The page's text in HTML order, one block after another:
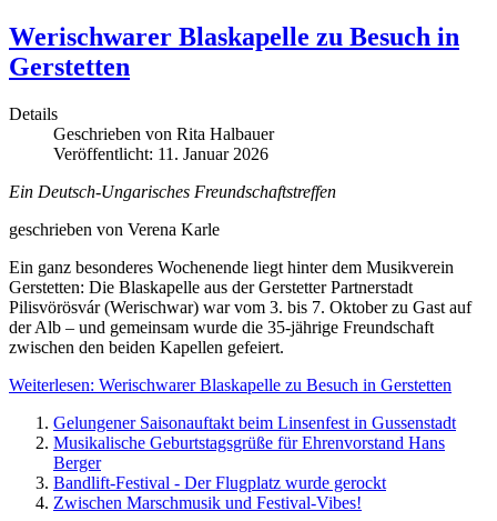
Werischwarer Blaskapelle zu Besuch in
Gerstetten
Details
Geschrieben von Rita Halbauer
Veröffentlicht: 11. Januar 2026
Ein Deutsch-Ungarisches Freundschaftstreffen
geschrieben von Verena Karle
Ein ganz besonderes Wochenende liegt hinter dem Musikverein
Gerstetten: Die Blaskapelle aus der Gerstetter Partnerstadt
Pilisvörösvár (Werischwar) war vom 3. bis 7. Oktober zu Gast auf
der Alb – und gemeinsam wurde die 35-jährige Freundschaft
zwischen den beiden Kapellen gefeiert.
Weiterlesen: Werischwarer Blaskapelle zu Besuch in Gerstetten
Gelungener Saisonauftakt beim Linsenfest in Gussenstadt
Musikalische Geburtstagsgrüße für Ehrenvorstand Hans
Berger
Bandlift-Festival - Der Flugplatz wurde gerockt
Zwischen Marschmusik und Festival-Vibes!